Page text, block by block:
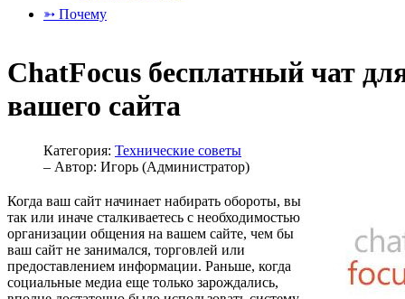
➳ Почему
ChatFocus бесплатный чат
вашего сайта
Категория: Технические советы
– Автор: Игорь (Администратор)
Когда ваш сайт начинает набирать обороты, вы
так или иначе сталкиваетесь с необходимостью
организации общения на вашем сайте, чем бы
ваш сайт не занимался, торговлей или
предоставлением информации. Раньше, когда
социальные медиа еще только зарождались,